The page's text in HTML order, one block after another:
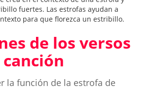
fuertes. Las estrofas ayudan a
para que florezca un estribillo.
de los versos
la función de la estrofa de